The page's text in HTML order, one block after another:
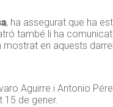
, ha assegurat que ha
també li ha
mostrat en aquests
Aguirre i Antonio
15 de gener.